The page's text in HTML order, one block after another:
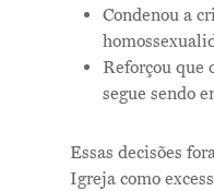
Condenou a
Reforçou que
segue sendo
Essas decisões
Igreja como